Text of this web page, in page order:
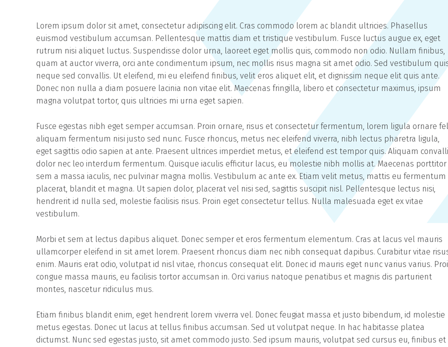
Lorem ipsum dolor sit amet, consectetur adipiscing elit. Cras commodo lorem ac blandit ultricies. Phasellus
euismod vestibulum accumsan. Pellentesque mattis diam et tristique vestibulum. Fusce luctus augue ex, eget
rutrum nisi aliquet luctus. Suspendisse dolor urna, laoreet eget mollis quis, commodo non odio. Nullam finibus,
quam at auctor viverra, orci ante condimentum ipsum, nec mollis risus magna sit amet odio. Sed vestibulum
neque sed convallis. Ut eleifend, mi eu eleifend finibus, velit eros aliquet elit, et dignissim neque elit quis ante.
Donec non nulla a diam posuere lacinia non vitae elit. Maecenas fringilla, libero et consectetur maximus, ipsum
magna volutpat tortor, quis ultricies mi urna eget sapien.
Fusce egestas nibh eget semper accumsan. Proin ornare, risus et consectetur fermentum, lorem ligula ornare
aliquam fermentum nisi justo sed nunc. Fusce rhoncus, metus nec eleifend viverra, nibh lectus pharetra ligula,
eget sagittis odio sapien at ante. Praesent ultrices imperdiet metus, et eleifend est tempor quis. Aliquam
dolor nec leo interdum fermentum. Quisque iaculis efficitur lacus, eu molestie nibh mollis at. Maecenas porttitor
sem a massa iaculis, nec pulvinar magna mollis. Vestibulum ac ante ex. Etiam velit metus, mattis eu fermentum
placerat, blandit et magna. Ut sapien dolor, placerat vel nisi sed, sagittis suscipit nisl. Pellentesque lectus nisi,
hendrerit id nulla sed, molestie facilisis risus. Proin eget consectetur tellus. Nulla malesuada eget ex vitae
vestibulum.
Morbi et sem at lectus dapibus aliquet. Donec semper et eros fermentum elementum. Cras at lacus vel mauris
ullamcorper eleifend in sit amet lorem. Praesent rhoncus diam nec nibh consequat dapibus. Curabitur vitae
enim. Mauris erat odio, volutpat id nisl vitae, rhoncus consequat elit. Donec id mauris eget nunc varius varius.
congue massa mauris, eu facilisis tortor accumsan in. Orci varius natoque penatibus et magnis dis parturient
montes, nascetur ridiculus mus.
Etiam finibus blandit enim, eget hendrerit lorem viverra vel. Donec feugiat massa et justo bibendum, id molestie
metus egestas. Donec ut lacus at tellus finibus accumsan. Sed ut volutpat neque. In hac habitasse platea
dictumst. Nunc sed egestas justo, sit amet commodo justo. Sed ipsum mauris, volutpat sed cursus eu, finibus et